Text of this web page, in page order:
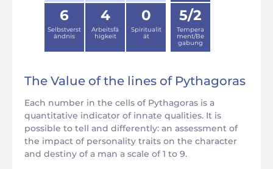
6
Selbstverst
ändnis
4
Arbeitsfä
higkeit
0
Spiritualit
ät
5/2
Tempera
ment/Be
gabung
The Value of the lines of Pythagoras
Each number in the cells of Pythagoras is a
quantitative indicator of innate qualities. It is
possible to tell and differently: an assessment of
the impact of personality traits on the character
and destiny of a man a scale of 1 to 9.